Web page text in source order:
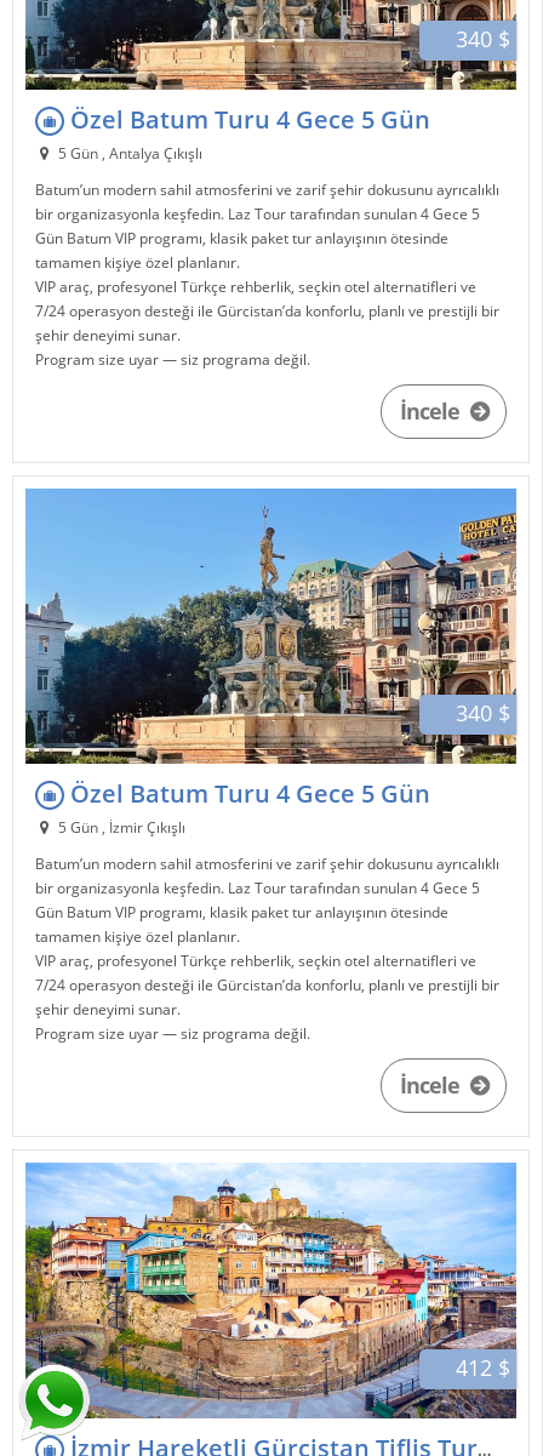
340 $
Özel Batum Turu 4 Gece 5 Gün
5 Gün , Antalya Çıkışlı
Batum’un modern sahil atmosferini ve zarif şehir dokusunu ayrıcalıklı
bir organizasyonla keşfedin. Laz Tourtarafından sunulan 4 Gece 5
Gün Batum VIP programı, klasik paket tur anlayışının ötesinde
tamamen kişiye özel planlanır.
VIP araç, profesyonel Türkçe rehberlik, seçkin otel alternatifleri ve
7/24 operasyon desteği ileGürcistan’da konforlu, planlı ve prestijli bir
şehir deneyimi sunar.
Program size uyar — siz programa değil.
İncele
340 $
Özel Batum Turu 4 Gece 5 Gün
5 Gün , İzmir Çıkışlı
Batum’un modern sahil atmosferini ve zarif şehir dokusunu ayrıcalıklı
bir organizasyonla keşfedin. Laz Tourtarafından sunulan 4 Gece 5
Gün Batum VIP programı, klasik paket tur anlayışının ötesinde
tamamen kişiye özel planlanır.
VIP araç, profesyonel Türkçe rehberlik, seçkin otel alternatifleri ve
7/24 operasyon desteği ileGürcistan’da konforlu, planlı ve prestijli bir
şehir deneyimi sunar.
Program size uyar — siz programa değil.
İncele
412 $
İzmir Hareketli Gürcistan Tiflis Turu 3 Gece 4 Gün